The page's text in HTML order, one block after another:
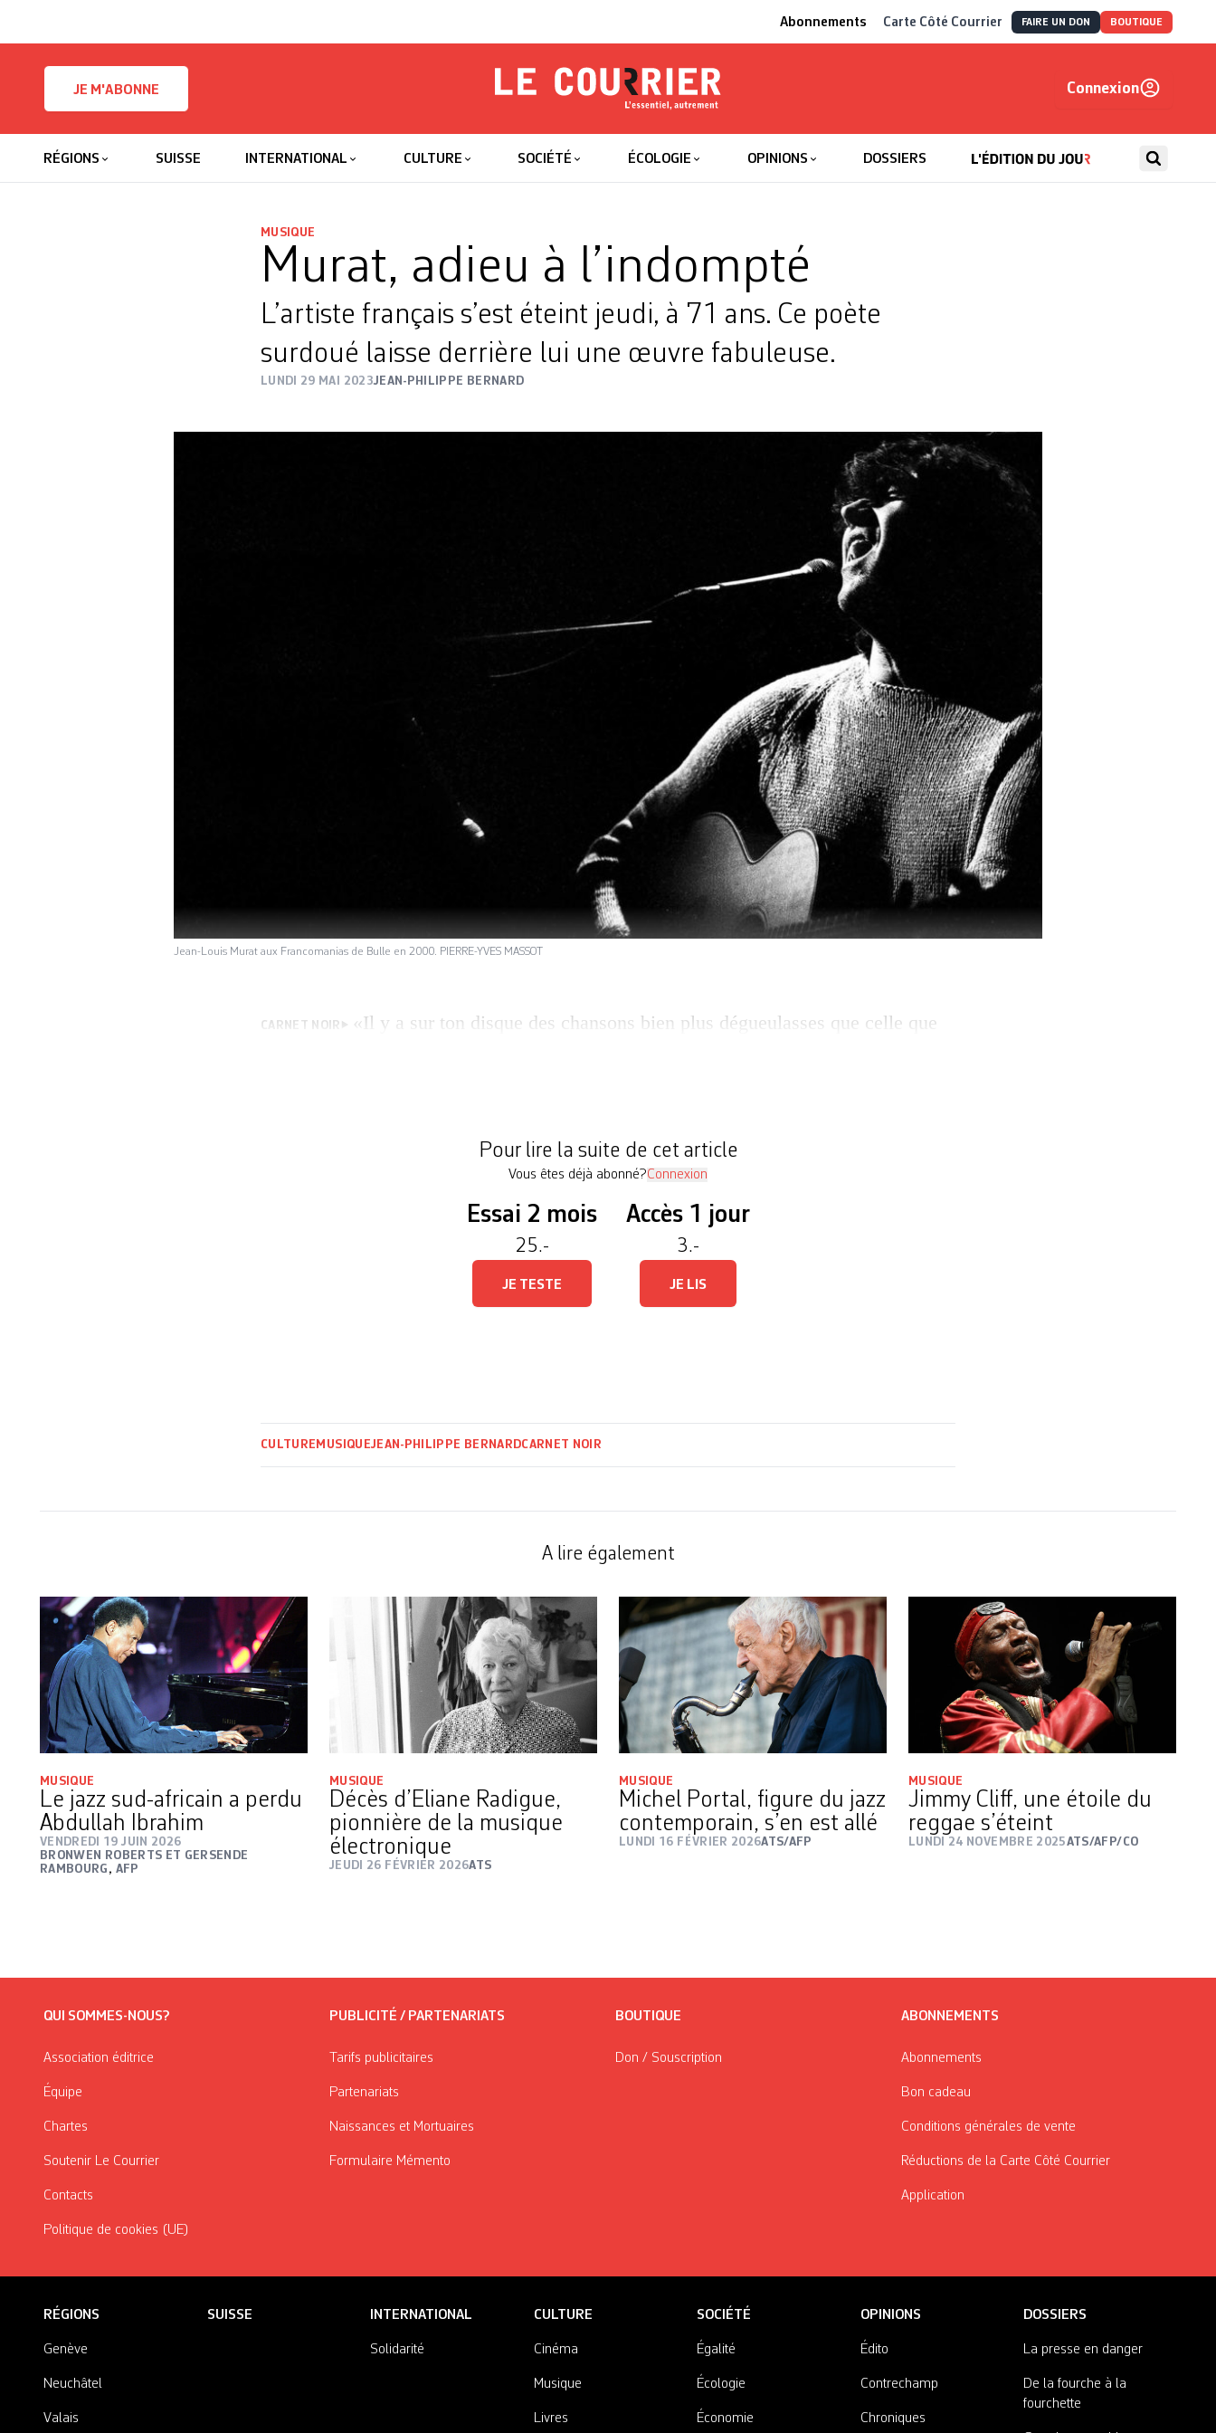
Abonnements Carte Côté Courrier FAIRE UN DON BOUTIQUE
JE M'ABONNE
Le Courrier
Connexion
RÉGIONS SUISSE INTERNATIONAL CULTURE SOCIÉTÉ ÉCOLOGIE OPINIONS DOSSIERS
MUSIQUE
Murat, adieu à l’indompté
L’artiste français s’est éteint jeudi, à 71 ans. Ce poète
surdoué laisse derrière lui une œuvre fabuleuse.
LUNDI 29 MAI 2023JEAN-PHILIPPE BERNARD
Jean-Louis Murat aux Francomanias de Bulle en 2000. PIERRE-YVES MASSOT
CARNET NOIR
«Il y a sur ton disque des chansons bien plus dégueulasses que celle que
Pour lire la suite de cet article
Vous êtes déjà abonné?Connexion
Essai 2 mois
25.-
JE TESTE
Accès 1 jour
3.-
JE LIS
CULTURE MUSIQUEJEAN-PHILIPPE BERNARDCARNET NOIR
A lire également
MUSIQUE
Le jazz sud-africain a perdu
Abdullah Ibrahim
VENDREDI 19 JUIN 2026
BRONWEN ROBERTS ET GERSENDE
RAMBOURG , AFP
MUSIQUE
Décès d’Eliane Radigue,
pionnière de la musique
électronique
JEUDI 26 FÉVRIER 2026ATS
MUSIQUE
Michel Portal, figure du jazz
contemporain, s’en est allé
LUNDI 16 FÉVRIER 2026ATS/AFP
MUSIQUE
Jimmy Cliff, une étoile du
reggae s’éteint
LUNDI 24 NOVEMBRE 2025ATS/AFP/CO
QUI SOMMES-NOUS?
Association éditrice
Équipe
Chartes
Soutenir Le Courrier
Contacts
Politique de cookies (UE)
PUBLICITÉ / PARTENARIATS
Tarifs publicitaires
Partenariats
Naissances et Mortuaires
Formulaire Mémento
BOUTIQUE
Don / Souscription
ABONNEMENTS
Abonnements
Bon cadeau
Conditions générales de vente
Réductions de la Carte Côté Courrier
Application
RÉGIONS
Genève
Neuchâtel
Valais
SUISSE INTERNATIONAL
Solidarité
CULTURE
Cinéma
Musique
Livres
SOCIÉTÉ
Égalité
Écologie
Économie
OPINIONS
Édito
Contrechamp
Chroniques
DOSSIERS
La presse en danger
De la fourche à la
fourchette